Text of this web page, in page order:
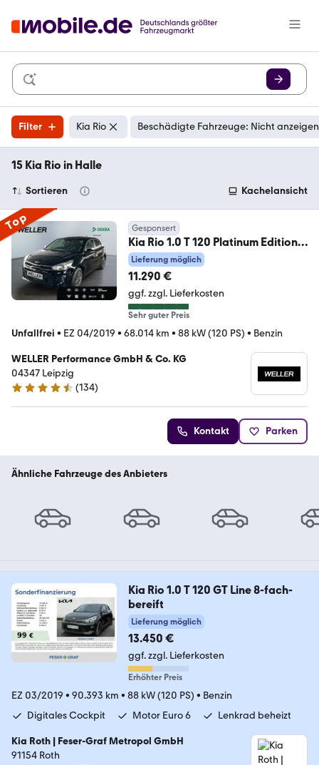
Filter Kia Rio Beschädigte Fahrzeuge: Nicht anzeigen
15 Kia Rio in Halle
Sortieren Kachelansicht
Top Gesponsert
Kia Rio 1.0 T 120 Platinum Edition
*Schiebed.*Leder*
Lieferung möglich
11.290 €
ggf. zzgl. Lieferkosten
Sehr guter Preis
Unfallfrei • EZ 04/2019 • 68.014 km • 88 kW (120 PS) • Benzin
WELLER Performance GmbH & Co. KG
04347 Leipzig
4.7 Sterne
(134)
Kontakt Parken
Ähnliche Fahrzeuge des Anbieters
Kia Rio 1.0 T 120 GT Line 8-fach-
bereift
Lieferung möglich
13.450 €
ggf. zzgl. Lieferkosten
Erhöhter Preis
EZ 03/2019 • 90.393 km • 88 kW (120 PS) • Benzin
Digitales Cockpit
Motor Euro 6 Lenkrad beheizt
Kia Roth | Feser-Graf Metropol GmbH
91154 Roth